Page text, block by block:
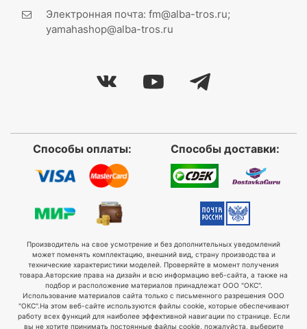
Электронная почта: fm@alba-tros.ru;
yamahashop@alba-tros.ru
Способы оплаты: Способы доставки:
Производитель на свое усмотрение и без дополнительных уведомлений
может поменять комплектацию, внешний вид, страну производства и
технические характеристики моделей. Проверяйте в момент получения
товара. Авторские права на дизайн и всю информацию веб-сайта, а также на
подбор и расположение материалов принадлежат ООО "ОКС".
Использование материалов сайта только с письменного разрешения ООО
"ОКС".На этом веб-сайте используются файлы cookie, которые обеспечивают
работу всех функций для наиболее эффективной навигации по странице. Если
вы не хотите принимать постоянные файлы cookie, пожалуйста, выберите